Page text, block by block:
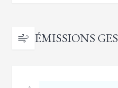
ÉMISSIONS GES